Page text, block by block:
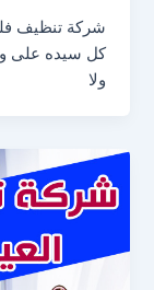
كل سيده على
ولا